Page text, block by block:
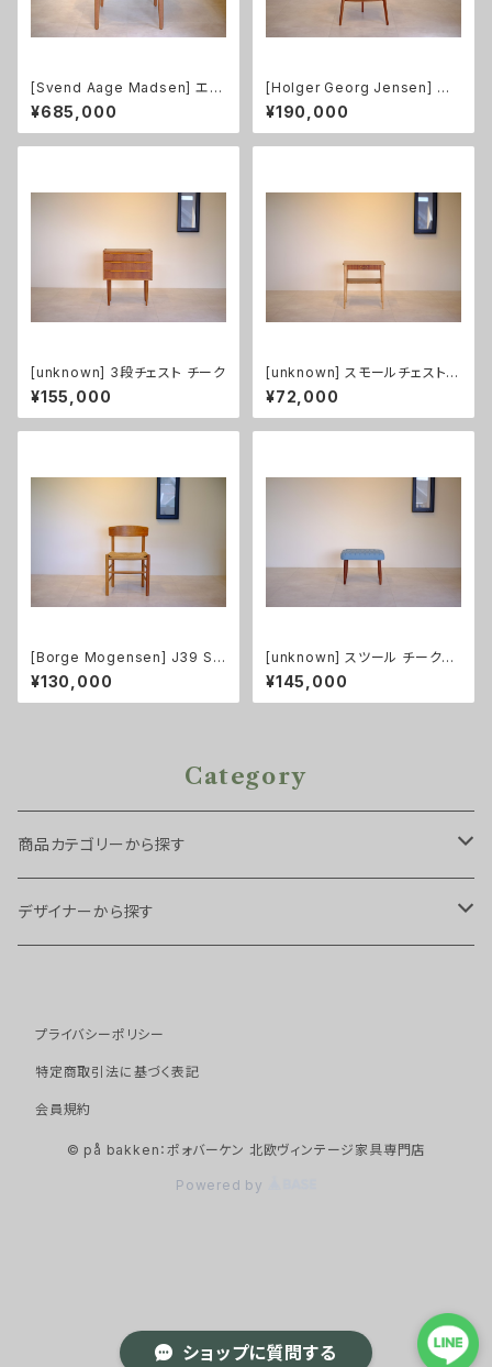
ショップに質問する
[Svend Aage Madsen] エク
ステンション付ラウンドダイニン
グテーブル チーク
¥685,000
[Holger Georg Jensen] コ
ーヒーテーブル 小 チーク
¥190,000
[unknown] 3段チェスト チーク
¥155,000
[unknown] スモールチェスト
チーク/ビーチ
¥72,000
[Borge Mogensen] J39 Sh
aker Chair（シェーカー・チェ
ア）
¥130,000
[unknown] スツール チーク
（張替え済み）
¥145,000
Category
商品カテゴリーから探す
チェア・スツール
ダイニングチェア
アームチェア
イージーチェア
１シーター
２シーター
テーブル・デスク
サイドテーブル
キャビネット・ストレージ
デザイナーから探す
Arne Vodder
Borge Mogensen
プライバシーポリシー
特定商取引法に基づく表記
会員規約
© på bakken：ポォバーケン 北欧ヴィンテージ家具専門店
Powered by